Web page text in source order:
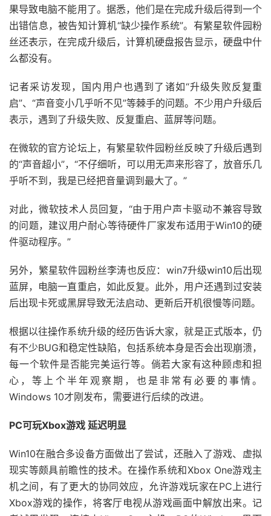
果导致电脑不能用了。据悉，他们是在完成升级后得到一个
出错信息，被告知计算机“缺少操作系统”。有繁星软件园粉
丝还表示，在完成升级后，计算机硬盘报告显示，硬盘中什
么都没有。
记者采访发现，国内用户也遇到了诸如“升级失败反复重
启”、“声音变小几乎听不见”等棘手的问题。不少用户升级后
表示，遇到了升级失败、反复重启、蓝屏等问题。
在微软的官方论坛上，有繁星软件园粉丝反映了升级后遇到
的“声音超小”，“不仔细听，可以用无声来形容了，放音乐几
乎听不到，我是已经把音量调到最大了。”
对此，微软技术人员回复，“由于用户声卡驱动不兼容导致
的问题，建议用户耐心等待硬件厂家发布适用于Win10的硬
件驱动程序。”
另外，繁星软件园粉丝李涛也反应：win7升级win10后出现
蓝屏，电脑一直重启，如此反复。此外，用户还遇到过安装
后出现卡死或黑屏导致无法启动、更新后开机很慢等问题。
根据以往操作系统升级的经历告诉大家，就是正式版本，仍
有不少BUG和稳定性缺陷，包括系统本身是否会出现崩溃，
每一个软件是否能完美运行等。倘若大家有这种顾虑和担
心，等上个半年观察期，也是非常有必要的事情。
Windows 10才刚发布，需要进行后续的改进。
PC可玩Xbox游戏 延迟明显
Win10在融合多设备方面做出了尝试，还融入了游戏、虚拟
现实等颇具前瞻性的技术。在操作系统和Xbox One游戏主
机之间，有了更大的协同效应，允许游戏玩家在PC上进行
Xbox游戏的操作，将客厅电视从游戏画面中解放出来。记